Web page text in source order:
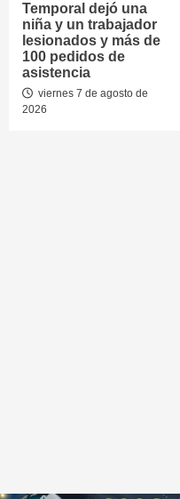
Temporal dejó una
niña y un trabajador
lesionados y más de
100 pedidos de
asistencia
viernes 7 de agosto de
2026